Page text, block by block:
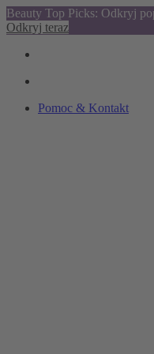
Beauty Top Picks: Odkryj
Odkryj teraz
Pomoc & Kontakt